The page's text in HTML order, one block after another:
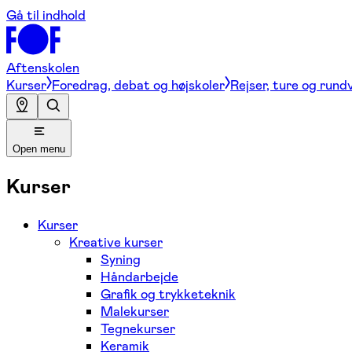
Gå til indhold
Aftenskolen
Kurser Foredrag, debat og højskoler Rejser, ture og
Open menu
Kurser
Kurser
Kreative kurser
Syning
Håndarbejde
Grafik og trykketeknik
Malekurser
Tegnekurser
Keramik